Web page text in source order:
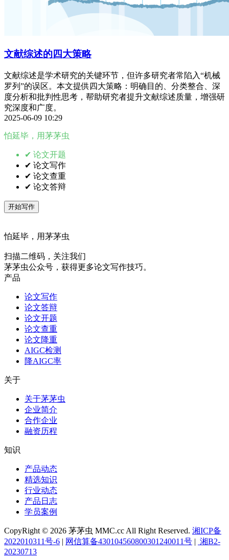
文献综述的四大策略
文献综述是学术研究的关键环节，但许多研究者常陷入“机械
罗列”的误区。本文提供四大策略：明确目的、分类整合、深
度分析和批判性思考，帮助研究者提升文献综述质量，增强研
究深度和广度。
2025-06-09 10:29
怕延毕，用茅茅虫
✔ 论文开题
✔ 论文写作
✔ 论文查重
✔ 论文答辩
开始写作
怕延毕，用茅茅虫
扫描二维码，关注我们
茅茅虫公众号，获得更多论文写作技巧。
产品
论文写作
论文答辩
论文开题
论文查重
论文降重
AIGC检测
降AIGC率
关于
关于茅茅虫
企业简介
合作企业
融资历程
知识
产品动态
精选知识
行业动态
产品日志
学员案例
CopyRight © 2026 茅茅虫 MMC.cc All Right Reserved. 湘ICP备
2022010311号-6 | 网信算备430104560800301240011号 | 湘B2-
20230713